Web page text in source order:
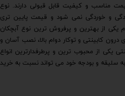
قیمت مناسب و کیفیت قابل قبولی دارند. نوع
زدگی و خوردگی نمی شود و قیمت پایین تری
یکی از بهترین و پرفروش ترین نوع آبچکان
درون کابینتی و توکار دوام بالا، نصب آسان و
یکی از محبوب ترین و پرطرفدارترین انواع
سلیقه و بودجه خود می تواند نسبت به خرید